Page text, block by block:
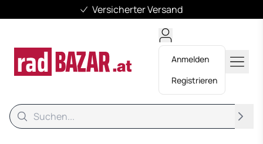
Versicherter Versand
Anmelden
Registrieren
Suche